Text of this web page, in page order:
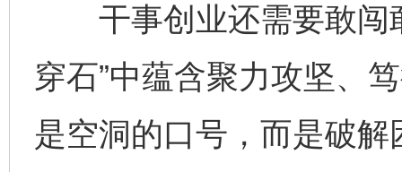
干事创业还需要敢闯
穿石”中蕴含聚力攻坚、
是空洞的口号，而是破